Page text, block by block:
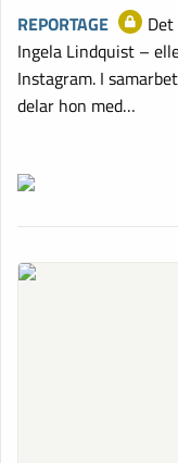
REPORTAGE
Ingela Lindquist –
Instagram. I
delar hon med…